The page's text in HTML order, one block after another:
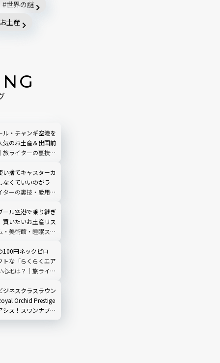
世界の謎
お土産
ル・チャンギ空港を
気のお土産＆出国前
旅ライターの裏技・
い捨てキャスターカ
なくていいのがラ
ターの裏技・愛用品
ール空港で乗り継ぎ
買いたいお土産リス
・美術館・睡眠スポ
100円ネックピロ
トな「らくらくエア
心地は？｜旅ライタ
ジネスクラスラウン
Orchid Prestige
シス！スワンナプー
しみ方徹底ガイド